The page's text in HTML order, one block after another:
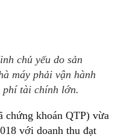
chủ yếu do sản
máy phải vận hành
tài chính lớn.
chứng khoán QTP) vừa
với doanh thu đạt